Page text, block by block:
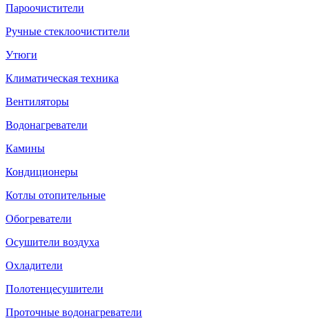
Пароочистители
Ручные стеклоочистители
Утюги
Климатическая техника
Вентиляторы
Водонагреватели
Камины
Кондиционеры
Котлы отопительные
Обогреватели
Осушители воздуха
Охладители
Полотенцесушители
Проточные водонагреватели